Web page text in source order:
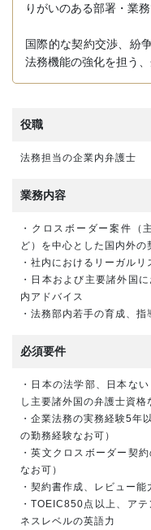
りがいのある部署・業務
国際的な契約交渉、紛
法務機能の強化を担う
役職
法務担当の企業内弁護士
業務内容
・クロスボーダー案件（
ど）を中心とした国内外
・社内におけるリーガル
・日本および主要諸外国
内アドバイス
・法務部内若手の育成、指
必須要件
・日本の法学部、日本な
し主要諸外国の弁護士資格
・企業法務の実務経験5年
の勤務経験なお可）
・英文クロスボーダー契
なお可）
・契約書作成、レビュー能
・TOEIC850点以上、ア
ネスレベルの英語力